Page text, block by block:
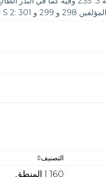
التصنيف
160 | المنطق